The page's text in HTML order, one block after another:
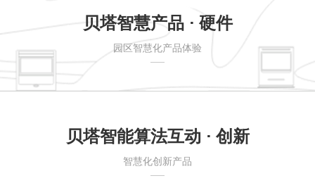
贝塔智慧产品 · 硬件
园区智慧化产品体验
贝塔智能算法互动 · 创新
智慧化创新产品